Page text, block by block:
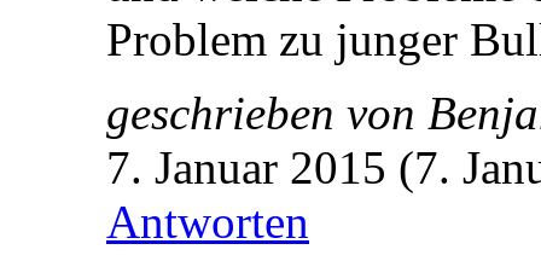
Problem zu junger
geschrieben von
7. Januar 2015 (7.
Antworten